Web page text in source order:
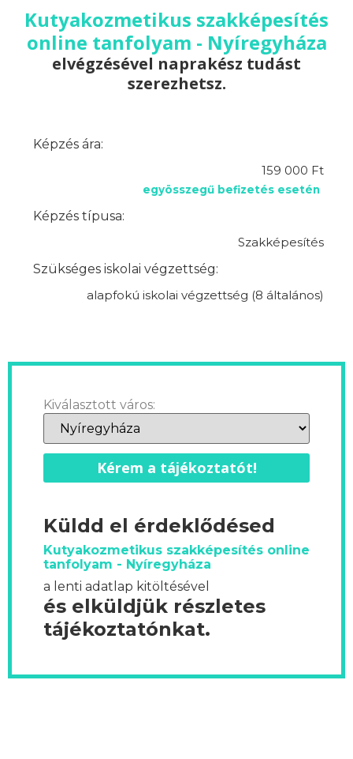
Kutyakozmetikus szakképesítés
online tanfolyam - Nyíregyháza
elvégzésével naprakész tudást
szerezhetsz.
Képzés ára:
159 000 Ft
egyösszegű befizetés esetén
Képzés típusa:
Szakképesítés
Szükséges iskolai végzettség:
alapfokú iskolai végzettség (8 általános)
Kiválasztott város:
Kérem a tájékoztatót!
Küldd el érdeklődésed
Kutyakozmetikus szakképesítés online
tanfolyam - Nyíregyháza
a lenti adatlap kitöltésével
és elküldjük részletes
tájékoztatónkat.